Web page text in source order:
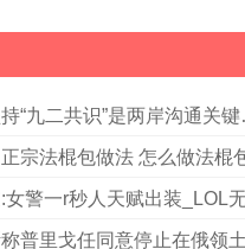
台媒
宗法棍包做法 怎么做法棍